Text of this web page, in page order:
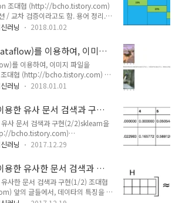
조대협 (http://bcho.tistory.com)
/ 교차 검증이라고도 함. 용어 정리.별
타를 K개로 나눈다음. (각각을 폴드
째 폴드를 테스트 데이타로 쓰고N번
를 테스트 데이타로 쓴다. (출처 :
pages/viewpage.action?
서 폴드가 5개면 5 Fold CV (Cross
러닝 2018.01.02
를 이용하여, 이미지
버팅 하기
를 이용하여, 이미지 파일을
조대협 (http://bcho.tistory.com) 개
서 데이타 포맷은 학습의 성능을 결정
분리되어 있어서 텐서플로우에서 학습
, 거기에 있는 이미지 파일을 매번 읽
다소 지저분해지고,IO 성능이 떨어질
이러한 학습 데이타를 쉽게 읽을 수 있
1190)라는 파일 포
하며, 분..
러닝 2018.01.01
한 유사 문서 검색과 구현
유사 문서 검색과 구현(2/2)sklearn을
bcho.tistory.com)
를 통하여 tf-idf를 이용하여
하여 유사 문서를 검색하는 알고리즘에
에서는 이 알고리즘을 직접 sklearn
하자. sklearn은 이용하면 분산 학습
리는 불가능하지만, 작은 수의 문서
러닝 2017.12.29
한 유사한 문서 검색과 구
사한 문서 검색과 구현(1/2) 조대협
앞의 글들에서, 데이타의 특징을 뽑